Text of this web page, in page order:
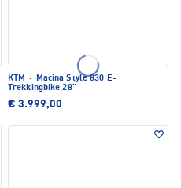
KTM ·
Macina Style 830 E-
Trekkingbike 28"
€ 3.999,00